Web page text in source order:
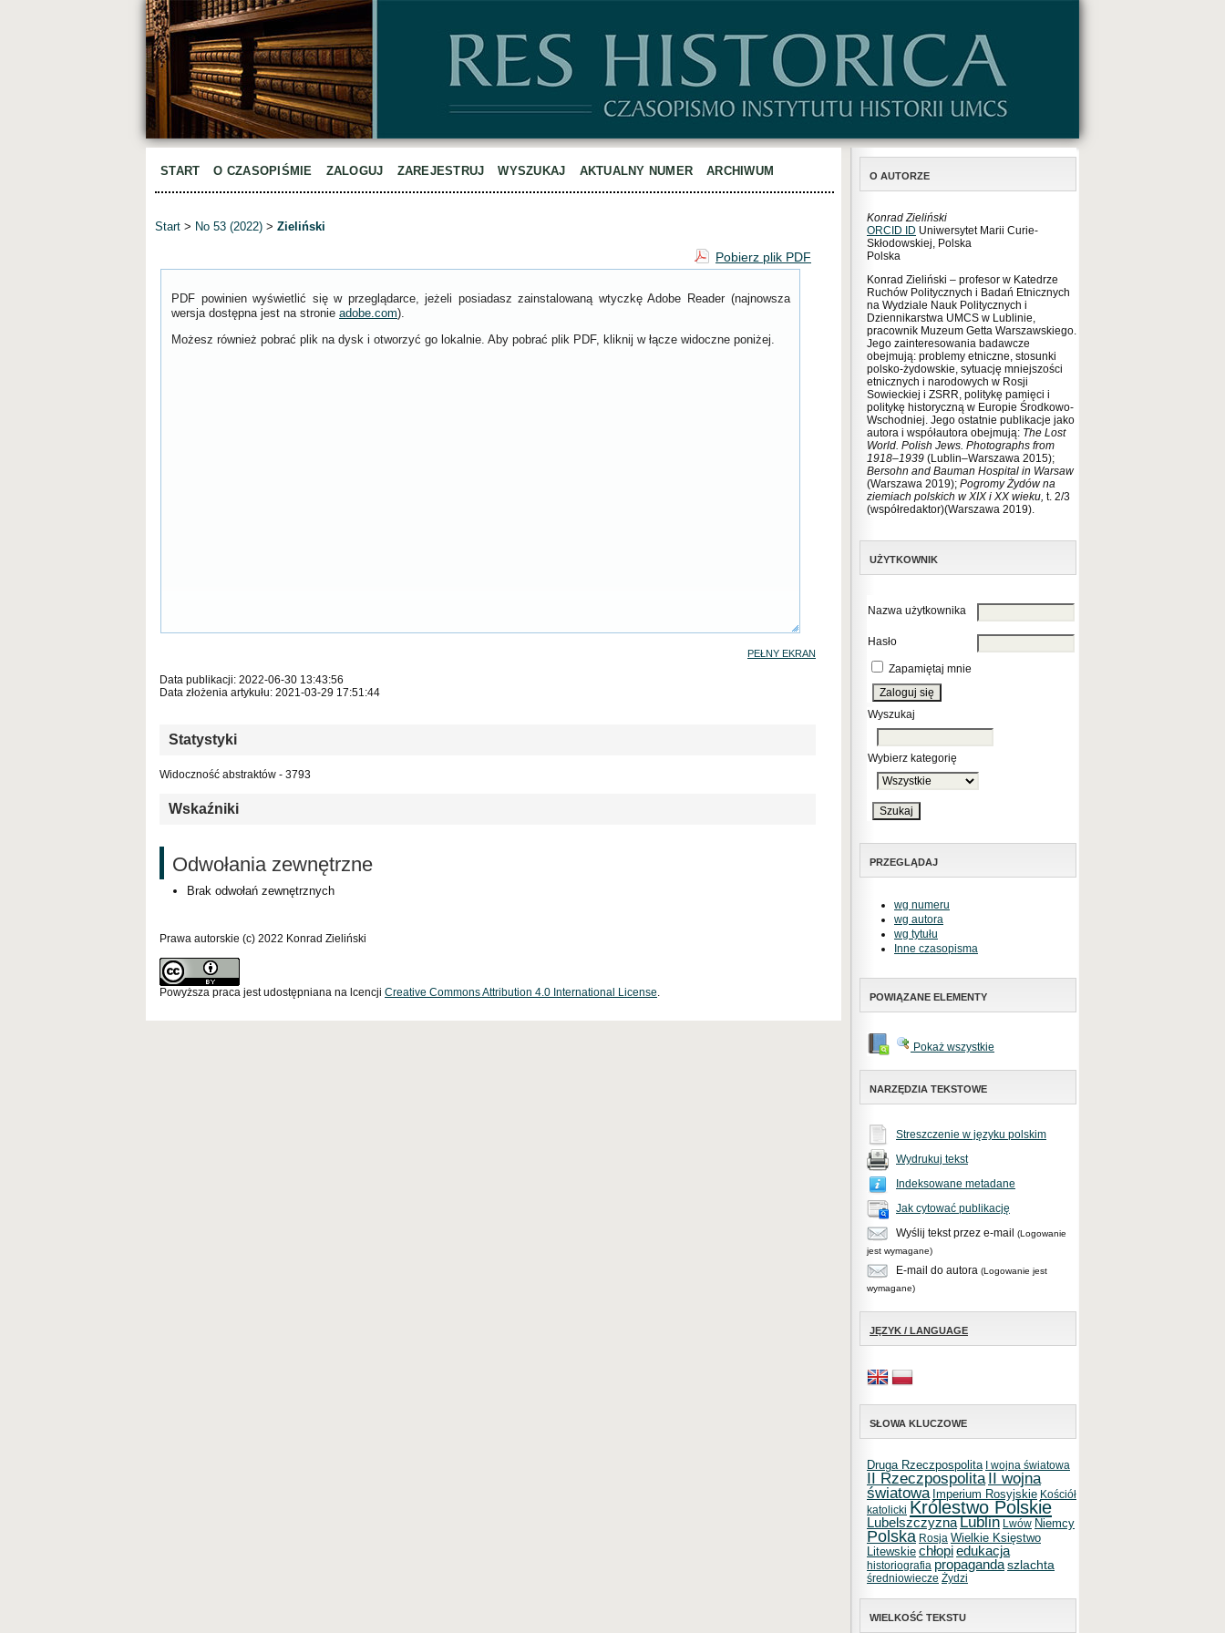
O AUTORZE
Konrad Zieliński
ORCID ID Uniwersytet Marii Curie-
Skłodowskiej, Polska
Polska
Konrad Zieliński – profesor w Katedrze
Ruchów Politycznych i Badań Etnicznych
na Wydziale Nauk Politycznych i
Dziennikarstwa UMCS w Lublinie,
pracownik Muzeum Getta Warszawskiego.
Jego zainteresowania badawcze
obejmują: problemy etniczne, stosunki
polsko-żydowskie, sytuację mniejszości
etnicznych i narodowych w Rosji
Sowieckiej i ZSRR, politykę pamięci i
politykę historyczną w Europie Środkowo-
Wschodniej. Jego ostatnie publikacje jako
autora i współautora obejmują: The Lost
World. Polish Jews. Photographs from
1918–1939 (Lublin–Warszawa 2015);
Bersohn and Bauman Hospital in Warsaw
(Warszawa 2019); Pogromy Żydów na
ziemiach polskich w XIX i XX wieku, t. 2/3
(współredaktor)(Warszawa 2019).
UŻYTKOWNIK
Nazwa użytkownika
Hasło
Zapamiętaj mnie
Wyszukaj
Wybierz kategorię
PRZEGLĄDAJ
wg numeru
wg autora
wg tytułu
Inne czasopisma
POWIĄZANE ELEMENTY
Pokaż wszystkie
NARZĘDZIA TEKSTOWE
Streszczenie w języku polskim
Wydrukuj tekst
Indeksowane metadane
Jak cytować publikację
Wyślij tekst przez e-mail
(Logowanie
jest wymagane)
E-mail do autora (Logowanie jest
wymagane)
JĘZYK / LANGUAGE
SŁOWA KLUCZOWE
Druga Rzeczpospolita I wojna światowa
II Rzeczpospolita II wojna
światowa Imperium Rosyjskie Kościół
katolicki Królestwo Polskie
LubelszczyznaLublin Lwów Niemcy
Polska Rosja Wielkie Księstwo
Litewskie chłopiedukacja
historiografia propagandaszlachta
średniowiecze Żydzi
WIELKOŚĆ TEKSTU
START O CZASOPIŚMIE ZALOGUJ ZAREJESTRUJ WYSZUKAJ AKTUALNY NUMER ARCHIWUM
Start > No 53 (2022) > Zieliński
Pobierz plik PDF
PDF powinien wyświetlić się w przeglądarce, jeżeli posiadasz zainstalowaną wtyczkę Adobe Reader (najnowsza
wersja dostępna jest na stronie adobe.com).
Możesz również pobrać plik na dysk i otworzyć go lokalnie. Aby pobrać plik PDF, kliknij w łącze widoczne poniżej.
PEŁNY EKRAN
Data publikacji: 2022-06-30 13:43:56
Data złożenia artykułu: 2021-03-29 17:51:44
Statystyki
Widoczność abstraktów - 3793
Wskaźniki
Odwołania zewnętrzne
Brak odwołań zewnętrznych
Prawa autorskie (c) 2022 Konrad Zieliński
Powyższa praca jest udostępniana na lcencji Creative Commons Attribution 4.0 International License.